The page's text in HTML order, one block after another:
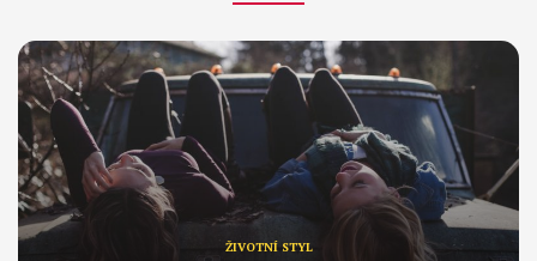
ŽIVOTNÍ STYL